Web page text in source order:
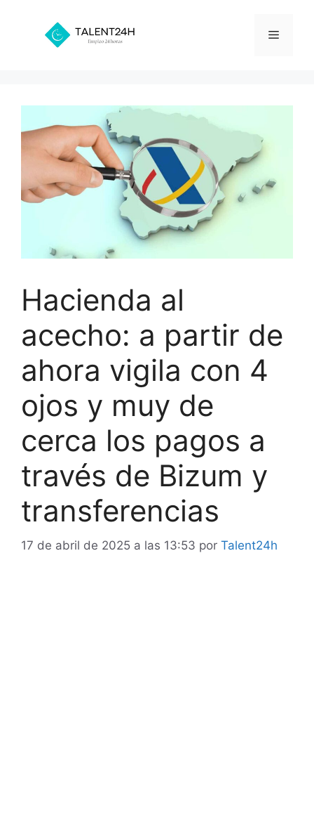
contenido
Menú
Hacienda al
acecho: a partir de
ahora vigila con 4
ojos y muy de
cerca los pagos a
través de Bizum y
transferencias
17 de abril de 2025 a las 13:53 por Talent24h